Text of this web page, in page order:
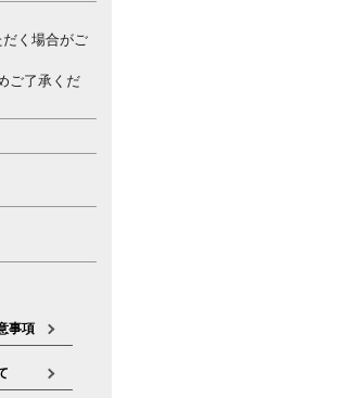
く場合がご
ご了承くだ
事項
て